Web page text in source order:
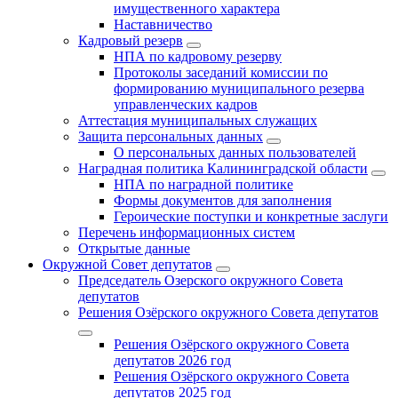
имущественного характера
Наставничество
Кадровый резерв
НПА по кадровому резерву
Протоколы заседаний комиссии по
формированию муниципального резерва
управленческих кадров
Аттестация муниципальных служащих
Защита персональных данных
О персональных данных пользователей
Наградная политика Калининградской области
НПА по наградной политике
Формы документов для заполнения
Героические поступки и конкретные заслуги
Перечень информационных систем
Открытые данные
Окружной Совет депутатов
Председатель Озерского окружного Совета
депутатов
Решения Озёрского окружного Совета депутатов
Решения Озёрского окружного Совета
депутатов 2026 год
Решения Озёрского окружного Совета
депутатов 2025 год